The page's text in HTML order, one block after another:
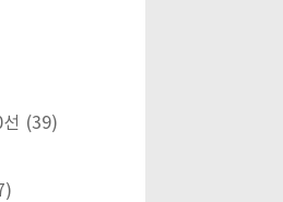
(39)